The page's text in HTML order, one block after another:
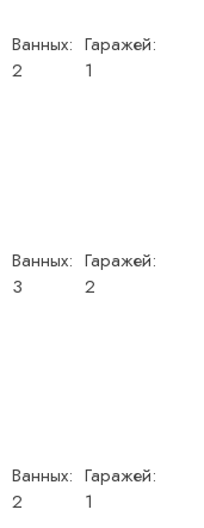
Ванных:
2
Гаражей:
1
Ванных:
3
Гаражей:
2
Ванных:
2
Гаражей:
1